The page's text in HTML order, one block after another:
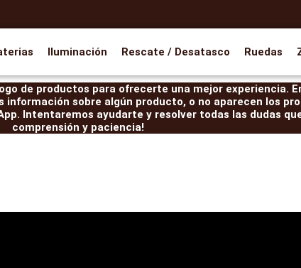
Iluminación Rescate / Desatasco Ruedas
de productos para ofrecerte una mejor experiencia.
sobre algún producto, o no aparecen los
Intentaremos ayudarte y resolver todas las dudas
comprensión y paciencia!